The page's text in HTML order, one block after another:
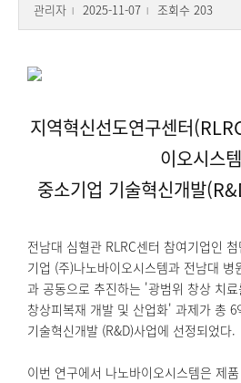
관리자 l 2025-11-07 l 조회수 203
지역혁신선도연구센터
이오시스
중소기업 기술혁신개발
전남대 심혈관 RLRC센터 참여기업인
기업 (주)나노바이오시스템과 전남대 병
과 공동으로 추진하는 '광범위 창상 치
창상피복재 개발 및 산업화' 과제가 총
기술혁신개발 (R&D)사업에 선정되었다.
이번 연구에서 나노바이오시스템은 제